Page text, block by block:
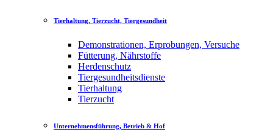
Tierhaltung, Tierzucht, Tiergesundheit
Demonstrationen, Erprobungen, Versuche
Fütterung, Nährstoffe
Herdenschutz
Tiergesundheitsdienste
Tierhaltung
Tierzucht
Unternehmensführung, Betrieb & Hof